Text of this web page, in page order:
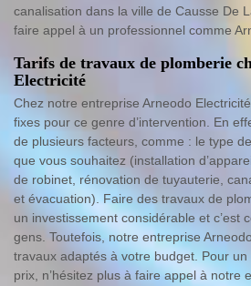
canalisation dans la ville de Causse De
faire appel à un professionnel comme
Tarifs de travaux de plomberie
Electricité
Chez notre entreprise Arneodo
fixes pour ce genre d’intervention. En
de plusieurs facteurs, comme : le type
que vous souhaitez (installation
de robinet, rénovation de tuyauterie,
et évacuation). Faire des travaux de
un investissement considérable et c’est
gens. Toutefois, notre entreprise
travaux adaptés à votre budget. Pour
prix, n’hésitez plus à faire appel à notre